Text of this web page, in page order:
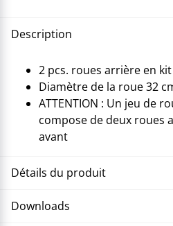
Description
2 pcs. roues arrière en
Diamètre de la roue 32
ATTENTION : Un jeu de
compose de deux roues
avant
Détails du produit
Downloads